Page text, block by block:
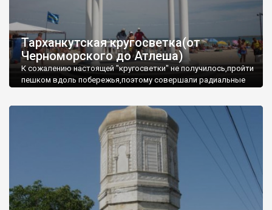
Тарханкутская кругосветка(от
Черноморского до Атлеша)
К сожалению настоящей "кругосветки" не получилось,пройти
пешком вдоль побережья,поэтому совершали радиальные